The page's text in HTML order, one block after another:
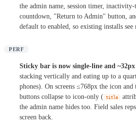
the admin name, session timer, inactivity-
countdown, "Return to Admin" button,
default to enabled, so existing installs see
PERF
Sticky bar is now single-line and
stacking vertically and eating up to a
phones). On screens ≤768px the icon
buttons collapse to icon-only ( title
the admin name hides too. Field sales
screen back.